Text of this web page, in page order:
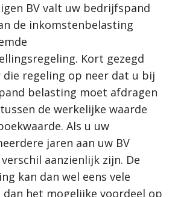
BV valt uw bedrijfspand
de inkomstenbelasting
Kort gezegd
regeling op neer dat u bij
belasting moet afdragen
de werkelijke waarde
Als u uw
jaren aan uw BV
aanzienlijk zijn. De
kan dan wel eens vele
het mogelijke voordeel op